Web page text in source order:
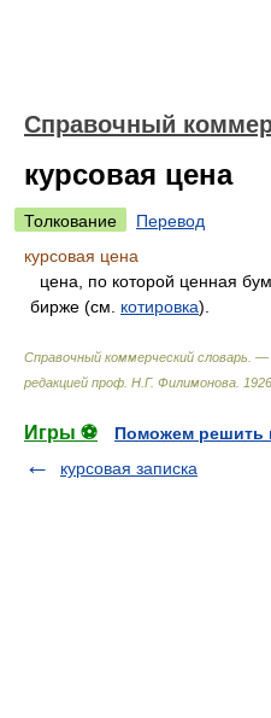
Справочный
курсовая цена
Толкование
Перевод
курсовая цена
цена, по которой ценная
бирже (см. котировка).
Справочный коммерческий словарь.
редакцией проф. Н.Г. Филимонова 1926
Игры ⚽
Поможем решить
курсовая записка